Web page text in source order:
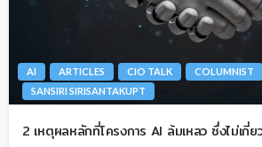
AI ARTICLES CIO TALK
COLUMNIST
SANSIRI SIRISANTAKUPT
2 เหตุผลหลักที่โครงการ AI ล้มเหลว ซึ่งไม่เกี่ย